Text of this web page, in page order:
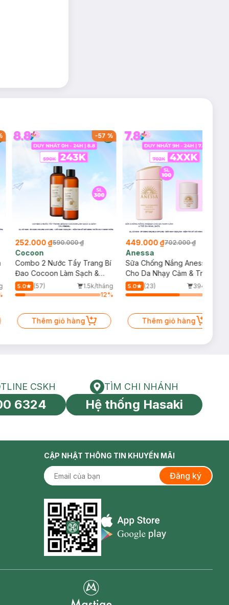
-57 %
252.000 ₫590.000 ₫
Cocoon
Combo 2 Nước Tẩy Trang Bí
Đao Cocoon Làm Sạch &
Giảm Dầu 500ml
5.0 (57)
1.5k/tháng
12%
Thêm giỏ hàng
449.000 ₫702.000 ₫
Anessa
Sữa Chống Nắng Anessa
Cho Da Nhạy Cảm & Trẻ Em
60ml (Mới)
5.0 (23)
394/tháng
Thêm giỏ hàng
toàn cầu
HOTLINE CSKH
CSKH
6324
Tìm chi nhánh
TÌM CHI NHÁNH
Hệ thống Hasaki
CẬP NHẬT THÔNG TIN KHUYẾN MÃI
Đăng ký
Appstore icon